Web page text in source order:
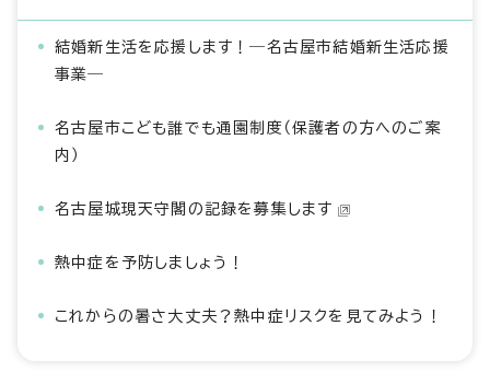
結婚新生活を応援します！―名古屋市結婚新生活応援
事業―
名古屋市こども誰でも通園制度（保護者の方へのご案
内）
名古屋城現天守閣の記録を募集します
熱中症を予防しましょう！
これからの暑さ大丈夫？熱中症リスクを見てみよう！